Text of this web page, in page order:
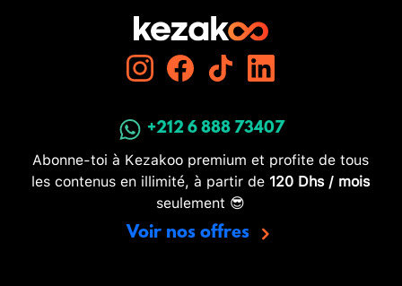
+212 6 888 73407
Abonne-toi à Kezakoo premium et profite de tous
les contenus en illimité, à partir de 120 Dhs / mois
seulement 😎
Voir nos offres